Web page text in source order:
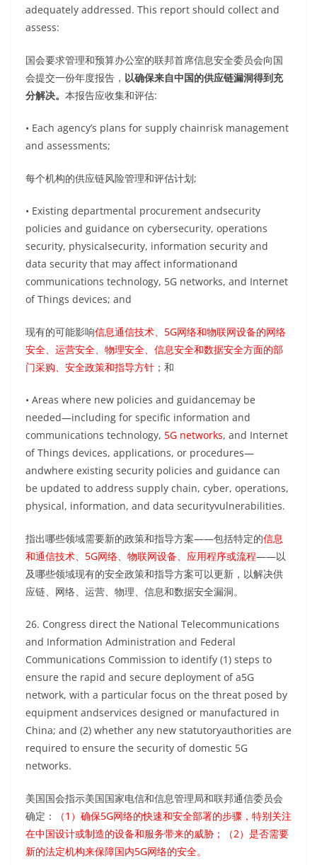
adequately addressed. This report should collect and
assess:
国会要求管理和预算办公室的联邦首席信息安全委员会向国
会提交一份年度报告， 以确保来自中国的供应链漏洞得到充
分解决。 本报告应收集和评估:
• Each agency’s plans for supply chainrisk management
and assessments;
每个机构的供应链风险管理和评估计划;
• Existing departmental procurement andsecurity
policies and guidance on cybersecurity, operations
security, physicalsecurity, information security and
data security that may affect informationand
communications technology, 5G networks, and Internet
of Things devices; and
现有的可能影响信息通信技术、5G网络和物联网设备的网络
安全、运营安全、物理安全、信息安全和数据安全方面的部
门采购、安全政策和指导方针 ；和
• Areas where new policies and guidancemay be
needed—including for specific information and
communications technology, 5G networks, and Internet
of Things devices, applications, or procedures—
andwhere existing security policies and guidance can
be updated to address supply chain, cyber, operations,
physical, information, and data securityvulnerabilities.
指出哪些领域需要新的政策和指导方案——包括特定的信息
和通信技术、5G网络、物联网设备、应用程序或流程——以
及哪些领域现有的安全政策和指导方案可以更新，以解决供
应链、网络、运营、物理、信息和数据安全漏洞。
26. Congress direct the National Telecommunications
and Information Administration and Federal
Communications Commission to identify (1) steps to
ensure the rapid and secure deployment of a5G
network, with a particular focus on the threat posed by
equipment andservices designed or manufactured in
China; and (2) whether any new statutoryauthorities are
required to ensure the security of domestic 5G
networks.
美国国会指示美国国家电信和信息管理局和联邦通信委员会
确定：
（1）确保5G网络的快速和安全部署的步骤，特别关注
在中国设计或制造的设备和服务带来的威胁；（2）是否需要
新的法定机构来保障国内5G网络的安全。